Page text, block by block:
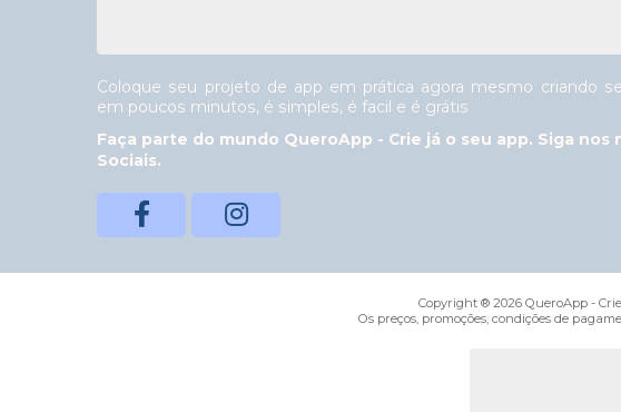
Coloque seu projeto de app em prática agora mesmo criando
em poucos minutos, é simples, é facil e é grátis
Faça parte do mundo QueroApp - Crie já o seu app. Siga nos
Sociais.
Copyright ® 2026 QueroApp -
Os preços, promoções, condições de